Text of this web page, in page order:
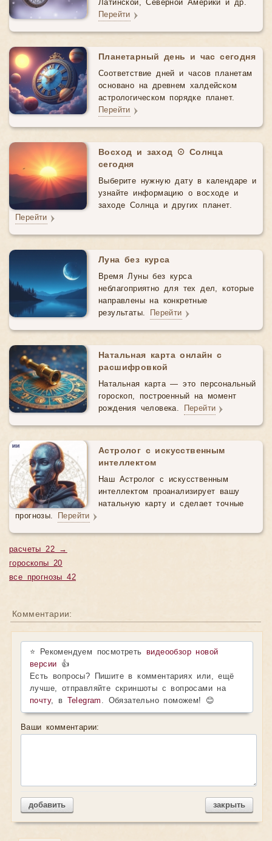
Латинской, Северной Америки и др.
Перейти
Планетарный день и час сегодня
Соответствие дней и часов планетам
основано на древнем халдейском
астрологическом порядке планет.
Перейти
Восход и заход ☉ Солнца
сегодня
Выберите нужную дату в календаре и
узнайте информацию о восходе и
заходе Солнца и других планет.
Перейти
Луна без курса
Время Луны без курса
неблагоприятно для тех дел, которые
направлены на конкретные
результаты. Перейти
Натальная карта онлайн с
расшифровкой
Натальная карта — это персональный
гороскоп, построенный на момент
рождения человека. Перейти
Астролог с искусственным
интеллектом
Наш Астролог с искусственным
интеллектом проанализирует вашу
натальную карту и сделает точные
прогнозы. Перейти
расчеты 22 →
гороскопы 20
все прогнозы 42
Комментарии:
⭐ Рекомендуем посмотретьвидеообзор новой
версии 👍
Есть вопросы? Пишите в комментариях или, ещё
лучше, отправляйте скриншоты с вопросами на
почту, в Telegram . Обязательно поможем! 😊
Ваши комментарии:
добавить закрыть